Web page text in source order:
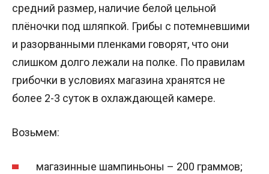
средний размер, наличие белой цельной
плёночки под шляпкой. Грибы с потемневшими
и разорванными пленками говорят, что они
слишком долго лежали на полке. По правилам
грибочки в условиях магазина хранятся не
более 2-3 суток в охлаждающей камере.
Возьмем:
магазинные шампиньоны – 200 граммов;